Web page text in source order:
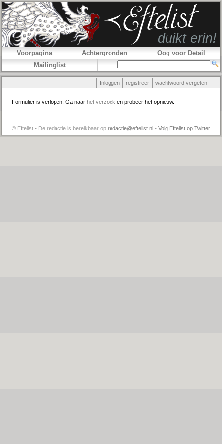
Voorpagina Achtergronden
Oog voor Detail
Mailinglist
Inloggen registreer wachtwoord vergeten
Formulier is verlopen. Ga naar het verzoek en probeer het opnieuw.
© Eftelist • De redactie is bereikbaar op redactie@eftelist.nl • Volg Eftelist op Twitter